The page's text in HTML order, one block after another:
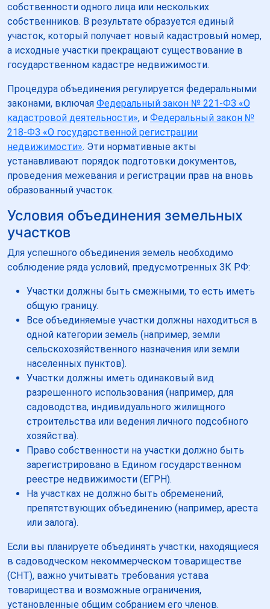
собственности одного лица или нескольких
собственников. В результате образуется единый
участок, который получает новый кадастровый номер,
а исходные участки прекращают существование в
государственном кадастре недвижимости.
Процедура объединения регулируется федеральными
законами, включая Федеральный закон № 221-ФЗ «О
кадастровой деятельности», и Федеральный закон №
218-ФЗ «О государственной регистрации
недвижимости». Эти нормативные акты
устанавливают порядок подготовки документов,
проведения межевания и регистрации прав на вновь
образованный участок.
Условия объединения земельных
участков
Для успешного объединения земель необходимо
соблюдение ряда условий, предусмотренных ЗК РФ:
Участки должны быть смежными, то есть иметь
общую границу.
Все объединяемые участки должны находиться в
одной категории земель (например, земли
сельскохозяйственного назначения или земли
населенных пунктов).
Участки должны иметь одинаковый вид
разрешенного использования (например, для
садоводства, индивидуального жилищного
строительства или ведения личного подсобного
хозяйства).
Право собственности на участки должно быть
зарегистрировано в Едином государственном
реестре недвижимости (ЕГРН).
На участках не должно быть обременений,
препятствующих объединению (например, ареста
или залога).
Если вы планируете объединять участки, находящиеся
в садоводческом некоммерческом товариществе
(СНТ), важно учитывать требования устава
товарищества и возможные ограничения,
установленные общим собранием его членов.